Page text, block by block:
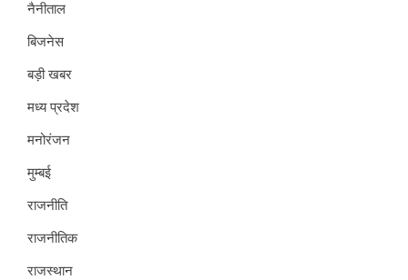
नैनीताल
बिजनेस
बड़ी खबर
मध्य प्रदेश
मनोरंजन
मुम्बई
राजनीति
राजनीतिक
राजस्थान